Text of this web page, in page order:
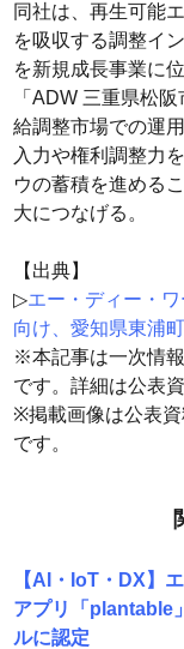
同社は、再生可能
を吸収する調整イ
を新規成長事業に
「ADW 三重県松
給調整市場での運
入力や権利調整力
ウの蓄積を進める
大につなげる。
【出典】
▷エー・ディー・
向け、愛知県東浦
※本記事は一次情
です。詳細は公表
※掲載画像は公表
です。
【AI・IoT・DX】
アプリ「plantable
ルに認定